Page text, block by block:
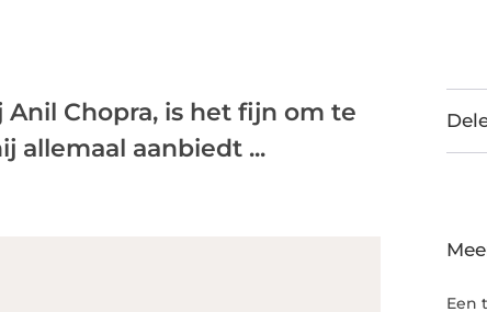
Chopra, is het fijn om te
allemaal aanbiedt ...
Een